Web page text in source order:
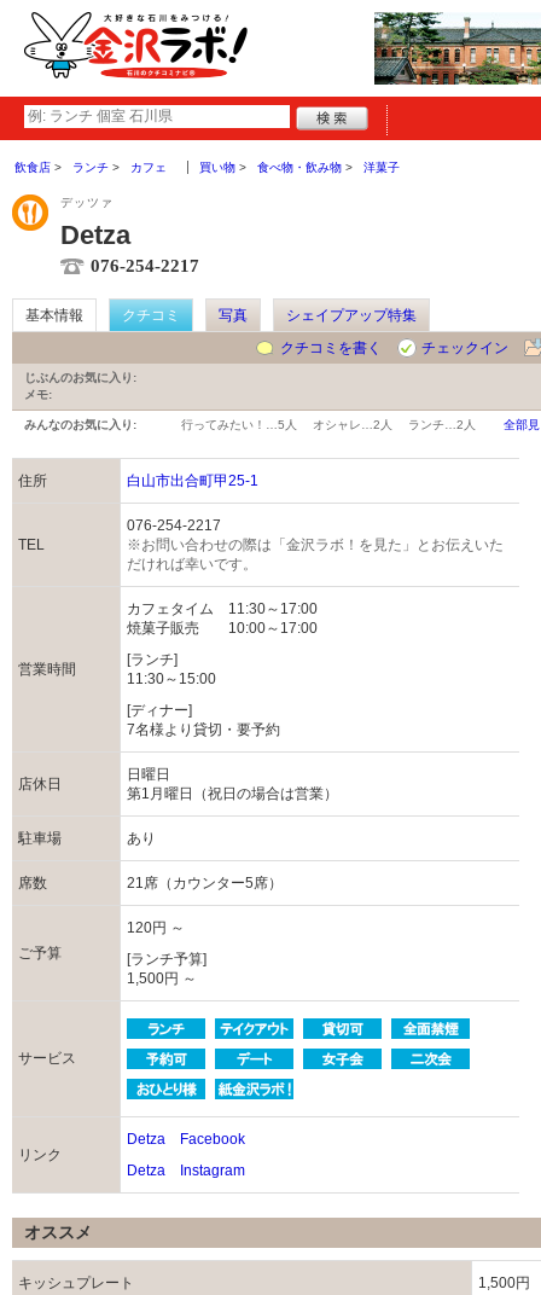
飲食店 ランチ カフェ 買い物 食べ物・飲み物 洋菓子
デッツァ
Detza
076-254-2217
基本情報 クチコミ 写真
シェイプアップ特集
クチコミを書く
チェックイン
じぶんのお気に入り:
メモ:
みんなのお気に入り: 行ってみたい！… 5人 オシャレ… 2人 ランチ… 2人 全部
住所 白山市出合町甲25-1
TEL
076-254-2217
※お問い合わせの際は「金沢ラボ！を見た」とお伝えいた
だければ幸いです。
営業時間
カフェタイム 11:30～17:00
焼菓子販売 10:00～17:00
[ランチ]
11:30～15:00
[ディナー]
7名様より貸切・要予約
店休日
日曜日
第1月曜日（祝日の場合は営業）
駐車場 あり
席数 21席（カウンター5席）
ご予算
120円 ～
[ランチ予算]
1,500円 ～
サービス
リンク
Detza Facebook
Detza Instagram
オススメ
キッシュプレート 1,500円